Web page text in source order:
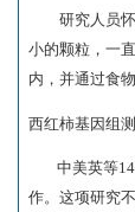
研究人员怀
小的颗粒，一
内，并通过食
西红柿基因组
中美英等
作。这项研究